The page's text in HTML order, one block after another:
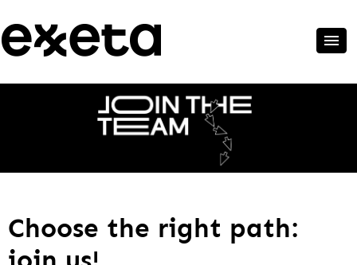
Choose the right path: